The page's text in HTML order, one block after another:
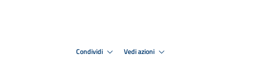
Condividi Vedi azioni